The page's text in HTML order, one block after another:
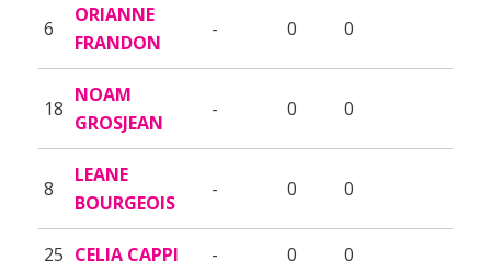
6
ORIANNE
FRANDON
- 0 0
18
NOAM
GROSJEAN
- 0 0
8
LEANE
BOURGEOIS
- 0 0
25 CELIA CAPPI - 0 0